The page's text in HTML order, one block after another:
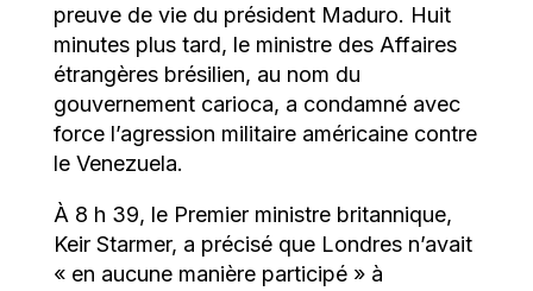
preuve de vie du président Maduro. Huit
minutes plus tard, le ministre des Affaires
étrangères brésilien, au nom du
gouvernement carioca, a condamné avec
force l’agression militaire américaine contre
le Venezuela.
À 8 h 39, le Premier ministre britannique,
Keir Starmer, a précisé que Londres n’avait
« en aucune manière participé » à